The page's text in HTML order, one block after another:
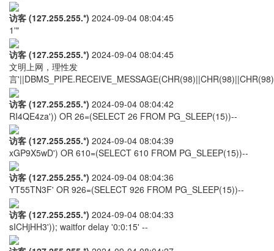
访客 (127.255.255.*) 2024-09-04 08:04:45
1'"
访客 (127.255.255.*) 2024-09-04 08:04:45
文明上网，理性发
言
访客 (127.255.255.*) 2024-09-04 08:04:42
RI4QE4za')) OR 26=(SELECT 26 FROM PG_SLEEP(15))--
访客 (127.255.255.*) 2024-09-04 08:04:39
xGP9X5wD') OR 610=(SELECT 610 FROM PG_SLEEP(15))--
访客 (127.255.255.*) 2024-09-04 08:04:36
YT55TN3F' OR 926=(SELECT 926 FROM PG_SLEEP(15))--
访客 (127.255.255.*) 2024-09-04 08:04:33
sICHjHH3')); waitfor delay '0:0:15' --